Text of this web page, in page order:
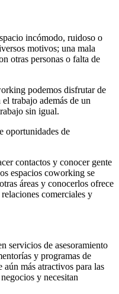
incómodo, ruidoso o
motivos; una mala
otras personas o falta de
podemos disfrutar de
trabajo además de un
sin igual.
oportunidades de
contactos y conocer gente
espacios coworking se
áreas y conocerlos ofrece
comerciales y
servicios de asesoramiento
y programas de
aún más atractivos para las
y necesitan